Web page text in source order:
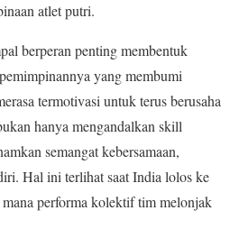
atlet putri.
berperan penting membentuk
yang membumi
termotivasi untuk terus berusaha
hanya mengandalkan skill
semangat kebersamaan,
Hal ini terlihat saat India lolos ke
performa kolektif tim melonjak